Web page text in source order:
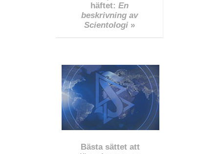
häftet: En
beskrivning av
Scientologi»
Bästa sättet att